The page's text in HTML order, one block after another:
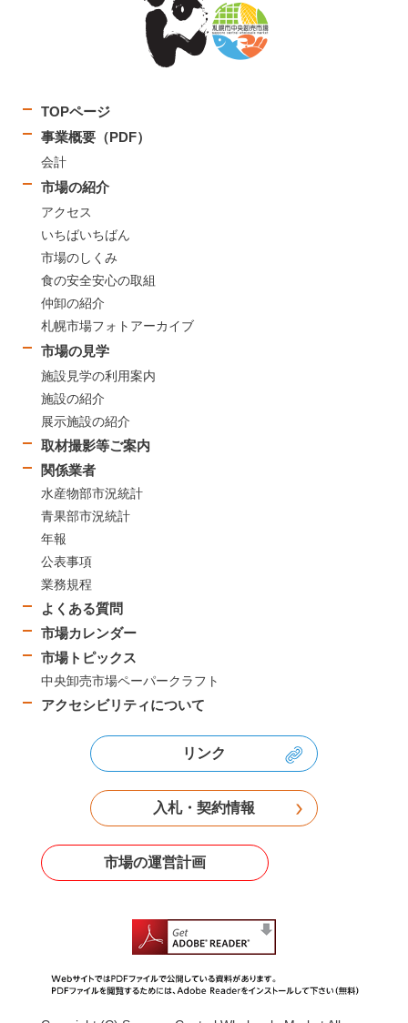
TOPページ
事業概要（PDF）
会計
市場の紹介
アクセス
いちばいちばん
市場のしくみ
食の安全安心の取組
仲卸の紹介
札幌市場フォトアーカイブ
市場の見学
施設見学の利用案内
施設の紹介
展示施設の紹介
取材撮影等ご案内
関係業者
水産物部市況統計
青果部市況統計
年報
公表事項
業務規程
よくある質問
市場カレンダー
市場トピックス
中央卸売市場ペーパークラフト
アクセシビリティについて
リンク
入札・契約情報
市場の運営計画